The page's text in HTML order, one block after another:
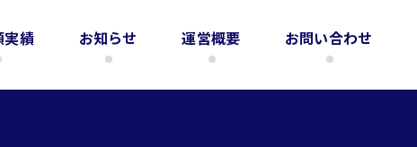
実績 お知らせ 運営概要 お問い合わせ